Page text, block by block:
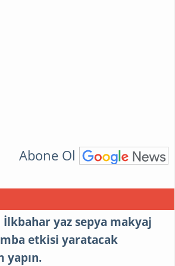
Abone Ol
yaz sepya makyaj
etkisi yaratacak
yapın.